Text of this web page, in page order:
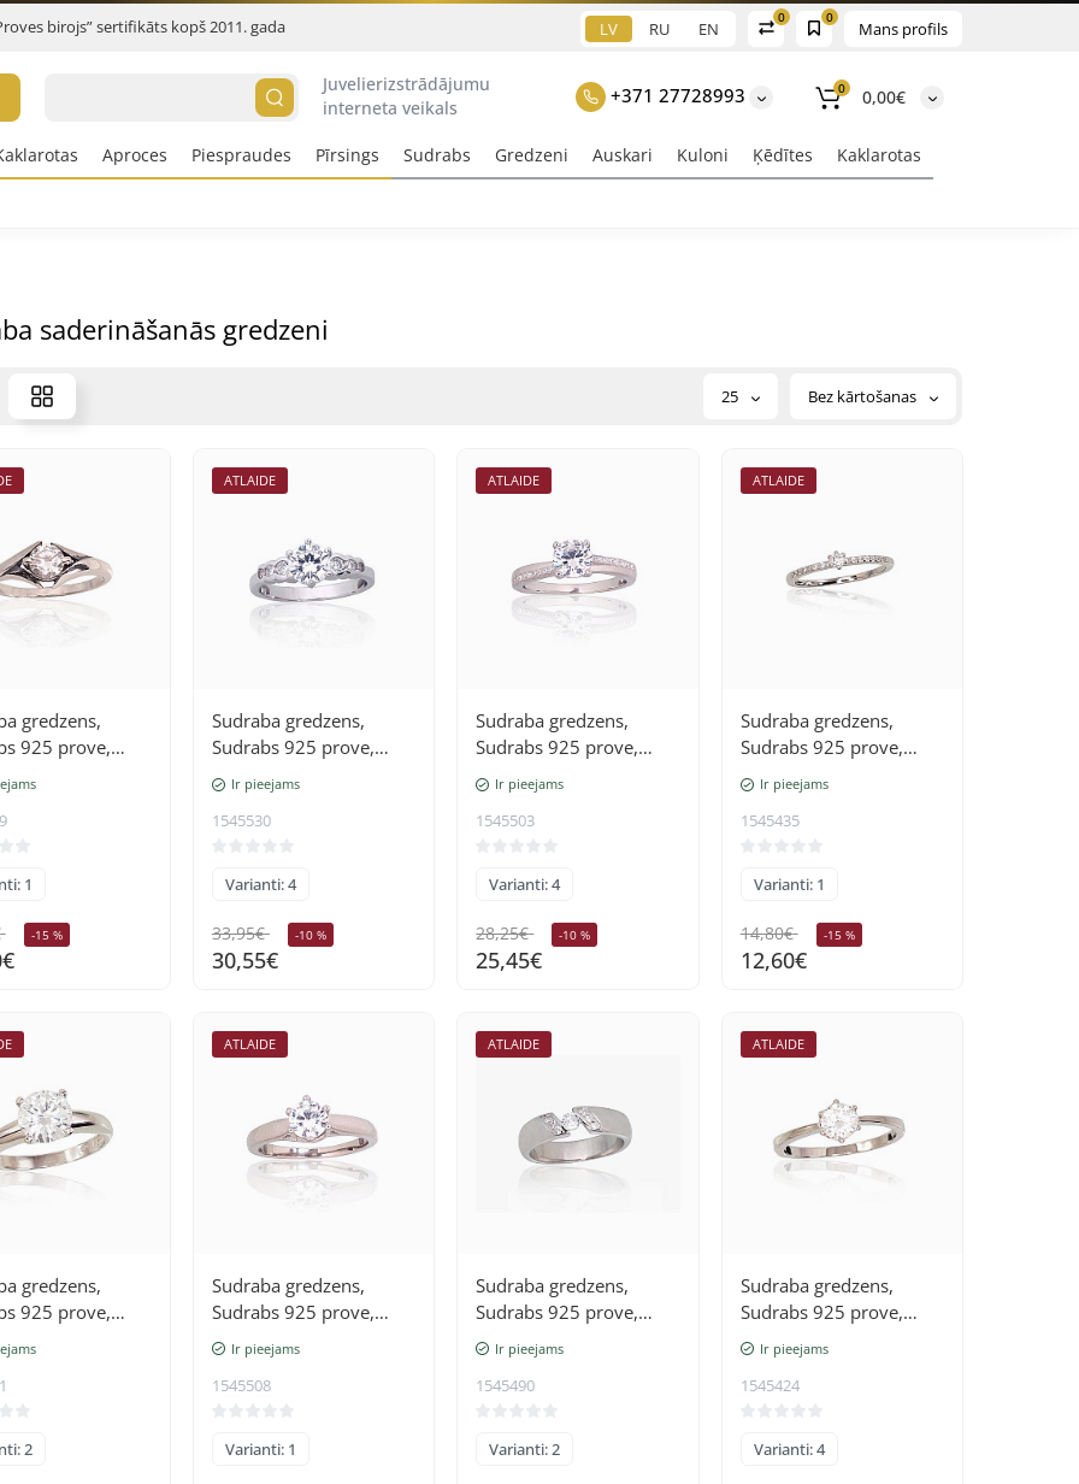
birojs” sertifikāts kopš 2011. gada Mans profils
0
0
LV RU EN
Juvelierizstrādājumu
interneta veikals
+371 27728993 0 0,00€
Aproces Piespraudes Pīrsings Sudrabs Gredzeni Auskari Kuloni Ķēdītes Kaklarotas
saderināšanās gredzeni
25 Bez kārtošanas
gredzens,
925 prove,
1
-15 %
ATLAIDE
Sudraba gredzens,
Sudrabs 925 prove,
rodijs (pārklājums),
Cirkoni
Ir pieejams
1545530
Varianti: 4
33,95€ -10 %
30,55€
ATLAIDE
Sudraba gredzens,
Sudrabs 925 prove,
rodijs (pārklājums),
Cirkoni
Ir pieejams
1545503
Varianti: 4
28,25€ -10 %
25,45€
ATLAIDE
Sudraba gredzens,
Sudrabs 925 prove,
rodijs (pārklājums),
Cirkoni
Ir pieejams
1545435
Varianti: 1
14,80€ -15 %
12,60€
gredzens,
925 prove,
2
ATLAIDE
Sudraba gredzens,
Sudrabs 925 prove,
rodijs (pārklājums),
Cirkoni
Ir pieejams
1545508
Varianti: 1
ATLAIDE
Sudraba gredzens,
Sudrabs 925 prove,
rodijs (pārklājums),
Cirkoni
Ir pieejams
1545490
Varianti: 2
ATLAIDE
Sudraba gredzens,
Sudrabs 925 prove,
rodijs (pārklājums),
Cirkoni
Ir pieejams
1545424
Varianti: 4